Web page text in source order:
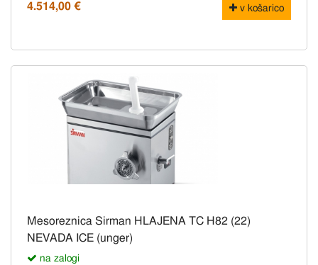
4.514,00 € v košarico
Mesoreznica Sirman HLAJENA TC H82 (22)
NEVADA ICE (unger)
na zalogi